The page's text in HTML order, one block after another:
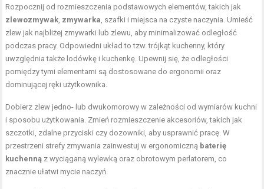
Rozpocznij od rozmieszczenia podstawowych elementów, takich jak
zlewozmywak, zmywarka, szafki i miejsca na czyste naczynia. Umieść
zlew jak najbliżej zmywarki lub zlewu, aby minimalizować odległość
podczas pracy. Odpowiedni układ to tzw. trójkąt kuchenny, który
uwzględnia także lodówkę i kuchenkę. Upewnij się, że odległości
pomiędzy tymi elementami są dostosowane do ergonomii oraz
dominującej ręki użytkownika.
Dobierz zlew jedno- lub dwukomorowy w zależności od wymiarów kuchni
i sposobu użytkowania. Zmień rozmieszczenie akcesoriów, takich jak
szczotki, zdalne przyciski czy dozowniki, aby usprawnić pracę. W
przestrzeni strefy zmywania zainwestuj w ergonomiczną baterię
kuchenną z wyciąganą wylewką oraz obrotowym perlatorem, co
znacznie ułatwi mycie naczyń.